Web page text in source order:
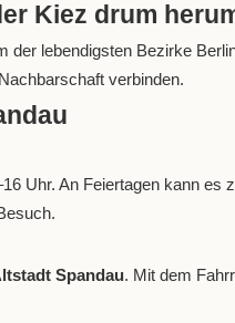
Kiez drum
der lebendigsten Bezirke
verbinden.
Uhr. An Feiertagen kann es
Spandau. Mit dem